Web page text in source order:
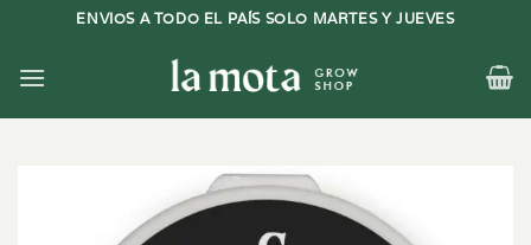
contenido
ENVIOS A TODO EL PAÍS SOLO MARTES Y JUEVES